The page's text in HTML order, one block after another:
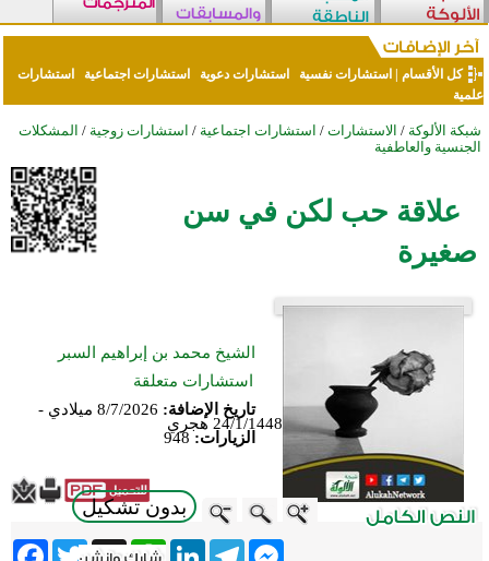
كل الأقسام استشارات نفسية استشارات دعوية استشارات اجتماعية
استشارات
علمية
شبكة الألوكة / الاستشارات / استشارات اجتماعية / استشارات زوجية / المشكلات
الجنسية والعاطفية
علاقة حب لكن في سن
صغيرة
الشيخ محمد بن إبراهيم السبر
استشارات متعلقة
تاريخ الإضافة:
8/7/2026 ميلادي -
24/1/1448 هجري
الزيارات: 948
بدون تشكيل
Twitter X
WhatsApp
LinkedInTelegram
Messenger